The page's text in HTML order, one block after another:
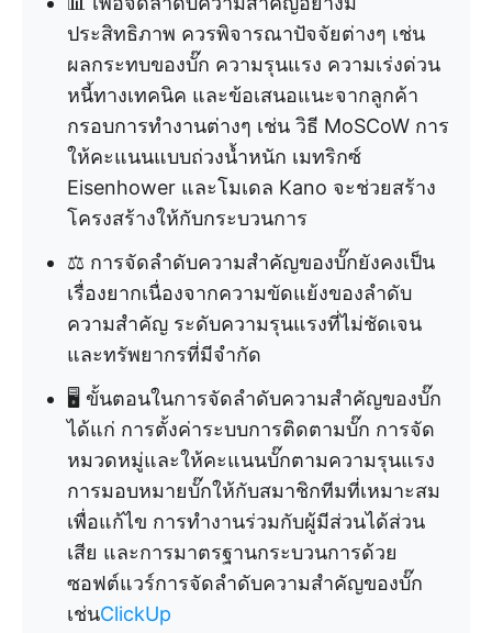
ประสิทธิภาพ ควรพิจารณาปัจจัยต่างๆ เช่น
ผลกระทบของบั๊ก ความรุนแรง ความเร่งด่วน
หนี้ทางเทคนิค และข้อเสนอแนะจากลูกค้า
กรอบการทำงานต่างๆ เช่น วิธี MoSCoW การ
ให้คะแนนแบบถ่วงน้ำหนัก เมทริกซ์
Eisenhower และโมเดล Kano จะช่วยสร้าง
โครงสร้างให้กับกระบวนการ
⚖️ การจัดลำดับความสำคัญของบั๊กยังคงเป็น
เรื่องยากเนื่องจากความขัดแย้งของลำดับ
ความสำคัญ ระดับความรุนแรงที่ไม่ชัดเจน
และทรัพยากรที่มีจำกัด
🖥️ ขั้นตอนในการจัดลำดับความสำคัญของบั๊ก
ได้แก่ การตั้งค่าระบบการติดตามบั๊ก การจัด
หมวดหมู่และให้คะแนนบั๊กตามความรุนแรง
การมอบหมายบั๊กให้กับสมาชิกทีมที่เหมาะสม
เพื่อแก้ไข การทำงานร่วมกับผู้มีส่วนได้ส่วน
เสีย และการมาตรฐานกระบวนการด้วย
ซอฟต์แวร์การจัดลำดับความสำคัญของบั๊ก
เช่นClickUp